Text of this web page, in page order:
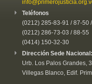
Teléfonos
(0212) 285-83-91 / 87-50
(0212) 286-73-03 / 88-55
(0414) 150-32-30
Dirección Sede Nacional:
Urb. Los Palos Grandes,
Villegas Blanco, Edif.